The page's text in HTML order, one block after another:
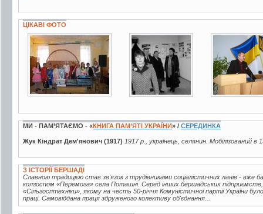
ЦІКАВІ ФОТО
3 фото 4 фото
МИ - ПАМ’ЯТАЄМО - «КНИГА ПАМ’ЯТІ УКРАЇНИ» / СЕРЕДИНКА
Жук Кіндрат Дем'янович (1917) 1917 р., українець, селянин. Мобілізований
З ІСТОРІЇ БЕРШАДІ
Славною традицією став зв'язок з трудівниками соціалістичних ланів - вже
колгоспом «Перемога» села Поташні. Серед інших бершадських
«Сільгосптехніки», якому на честь 50-річчя Комуністичної партії України
праці. Самовіддана праця здруженого колективу об'єднання...